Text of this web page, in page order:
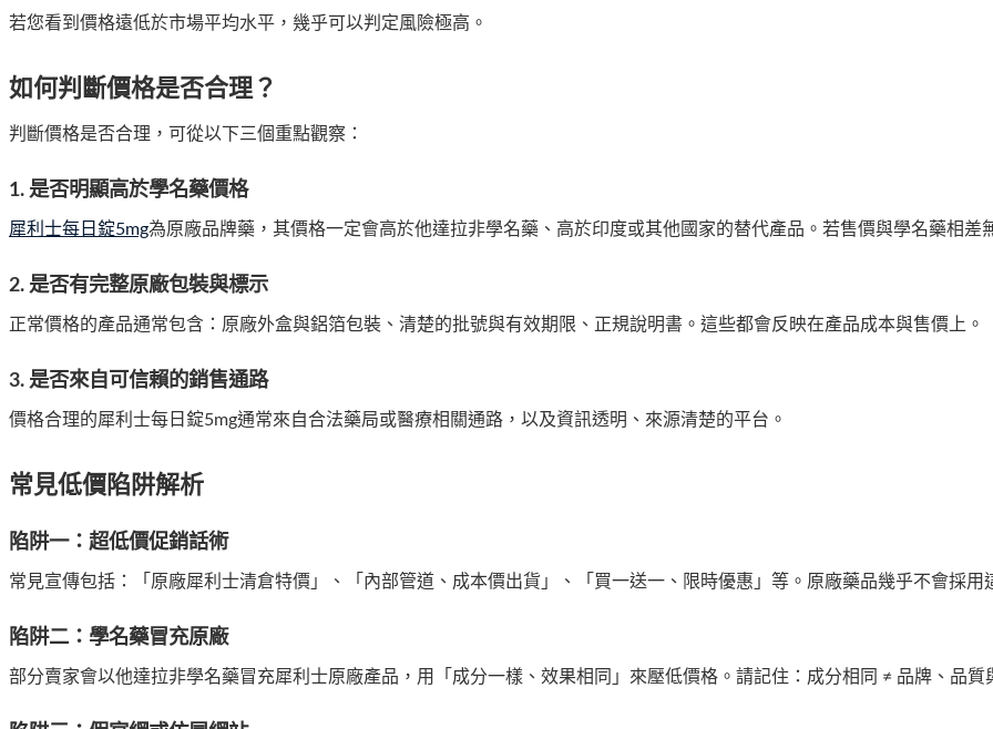
若您看到價格遠低於市場平均水平，幾乎可以判定風險極高。
如何判斷價格是否合理？
判斷價格是否合理，可從以下三個重點觀察：
1. 是否明顯高於學名藥價格
犀利士每日錠5mg為原廠品牌藥，其價格一定會高於他達拉非學名藥、高於印度或其他國家的替代產品。若售價與學名藥相差
2. 是否有完整原廠包裝與標示
正常價格的產品通常包含：原廠外盒與鋁箔包裝、清楚的批號與有效期限、正規說明書。這些都會反映在產品成本與售價上。
3. 是否來自可信賴的銷售通路
價格合理的犀利士每日錠5mg通常來自合法藥局或醫療相關通路，以及資訊透明、來源清楚的平台。
常見低價陷阱解析
陷阱一：超低價促銷話術
常見宣傳包括：「原廠犀利士清倉特價」、「內部管道、成本價出貨」、「買一送一、限時優惠」等。原廠藥品幾乎不會採用
陷阱二：學名藥冒充原廠
部分賣家會以他達拉非學名藥冒充犀利士原廠產品，用「成分一樣、效果相同」來壓低價格。請記住：成分相同 ≠ 品牌、品質